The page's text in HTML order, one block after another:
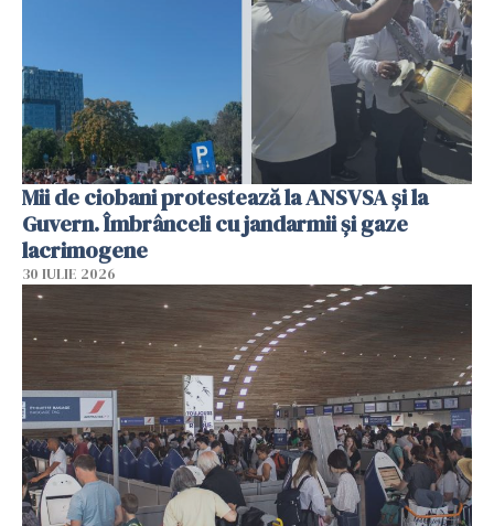
Mii de ciobani protestează la ANSVSA și la
Guvern. Îmbrânceli cu jandarmii și gaze
lacrimogene
30 IULIE 2026